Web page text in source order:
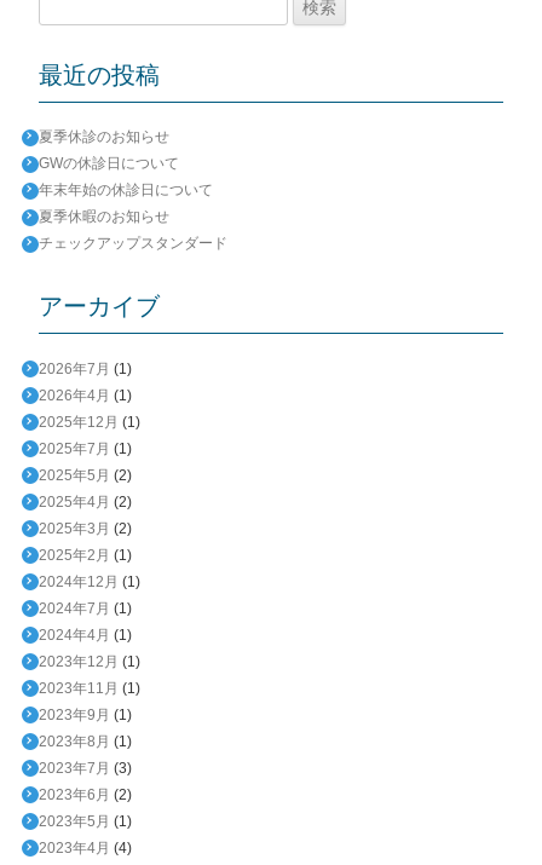
最近の投稿
夏季休診のお知らせ
GWの休診日について
年末年始の休診日について
夏季休暇のお知らせ
チェックアップスタンダード
アーカイブ
2026年7月 (1)
2026年4月 (1)
2025年12月 (1)
2025年7月 (1)
2025年5月 (2)
2025年4月 (2)
2025年3月 (2)
2025年2月 (1)
2024年12月 (1)
2024年7月 (1)
2024年4月 (1)
2023年12月 (1)
2023年11月 (1)
2023年9月 (1)
2023年8月 (1)
2023年7月 (3)
2023年6月 (2)
2023年5月 (1)
2023年4月 (4)